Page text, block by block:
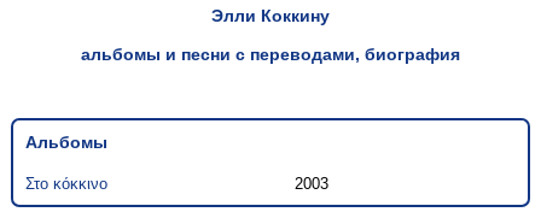
Элли Коккину
альбомы и песни с переводами, биография
Альбомы
Στο κόκκινο 2003